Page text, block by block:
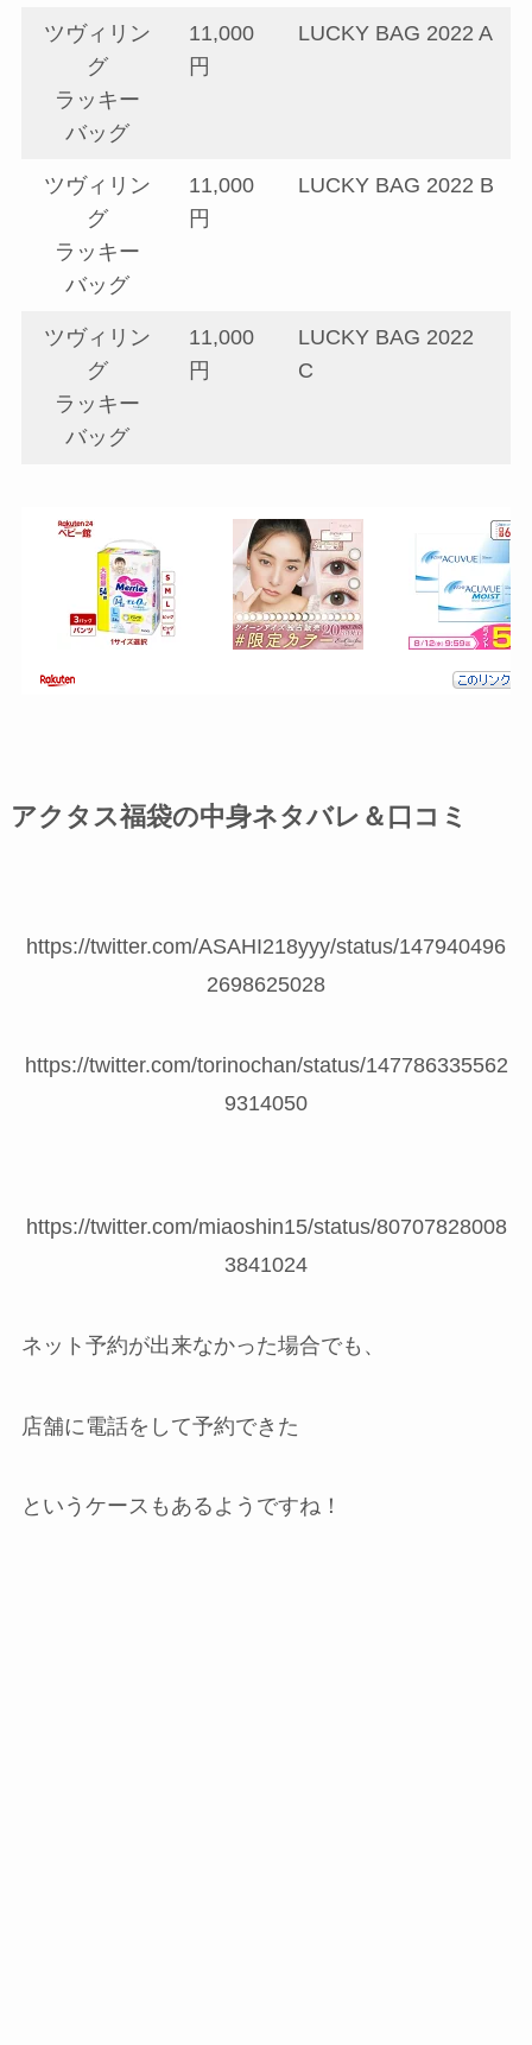
ツヴィリン
グ
ラッキー
バッグ
11,000
円
LUCKY BAG 2022 A
ツヴィリン
グ
ラッキー
バッグ
11,000
円
LUCKY BAG 2022 B
ツヴィリン
グ
ラッキー
バッグ
11,000
円
LUCKY BAG 2022
C
アクタス福袋の中身ネタバレ＆口コミ
https://twitter.com/ASAHI218yyy/status/147940496
2698625028
https://twitter.com/torinochan/status/147786335562
9314050
https://twitter.com/miaoshin15/status/80707828008
3841024
ネット予約が出来なかった場合でも、
店舗に電話をして予約できた
というケースもあるようですね！